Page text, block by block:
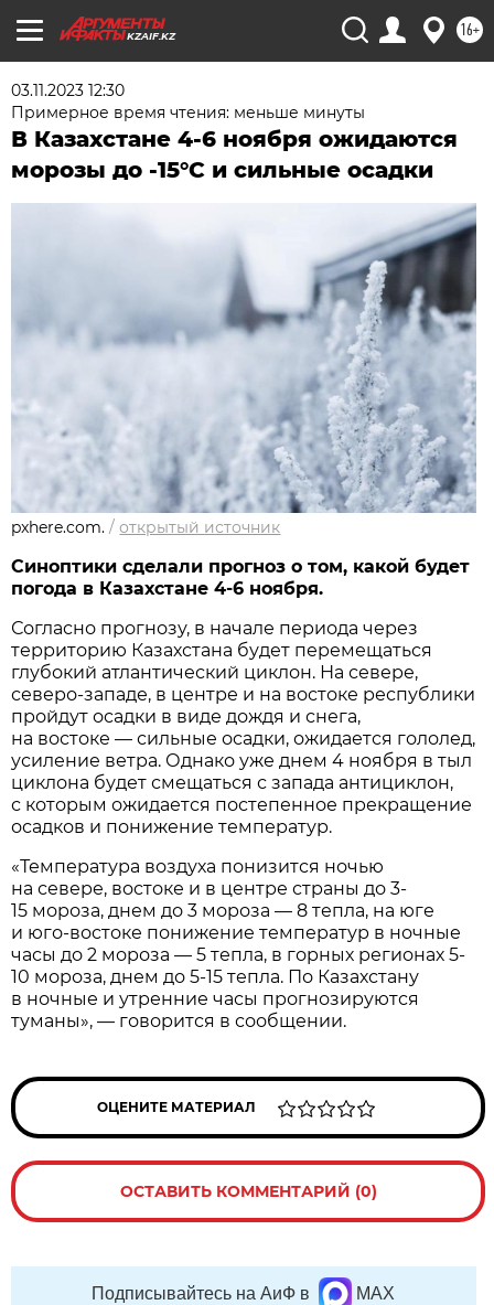
KZAIF.KZ 16+
03.11.2023 12:30
Примерное время чтения: меньше минуты
В Казахстане 4-6 ноября ожидаются
морозы до -15°C и сильные осадки
pxhere.com. /открытый источник
Синоптики сделали прогноз о том, какой будет
погода в Казахстане 4-6 ноября.
Согласно прогнозу, в начале периода через
территорию Казахстана будет перемещаться
глубокий атлантический циклон. На севере,
северо-западе, в центре и на востоке республики
пройдут осадки в виде дождя и снега,
на востоке — сильные осадки, ожидается гололед,
усиление ветра. Однако уже днем 4 ноября в тыл
циклона будет смещаться с запада антициклон,
с которым ожидается постепенное прекращение
осадков и понижение температур.
«Температура воздуха понизится ночью
на севере, востоке и в центре страны до 3-
15 мороза, днем до 3 мороза — 8 тепла, на юге
и юго-востоке понижение температур в ночные
часы до 2 мороза — 5 тепла, в горных регионах 5-
10 мороза, днем до 5-15 тепла. По Казахстану
в ночные и утренние часы прогнозируются
туманы», — говорится в сообщении.
ОЦЕНИТЕ МАТЕРИАЛ
ОСТАВИТЬ КОММЕНТАРИЙ (0)
Подписывайтесь на АиФ в MAX